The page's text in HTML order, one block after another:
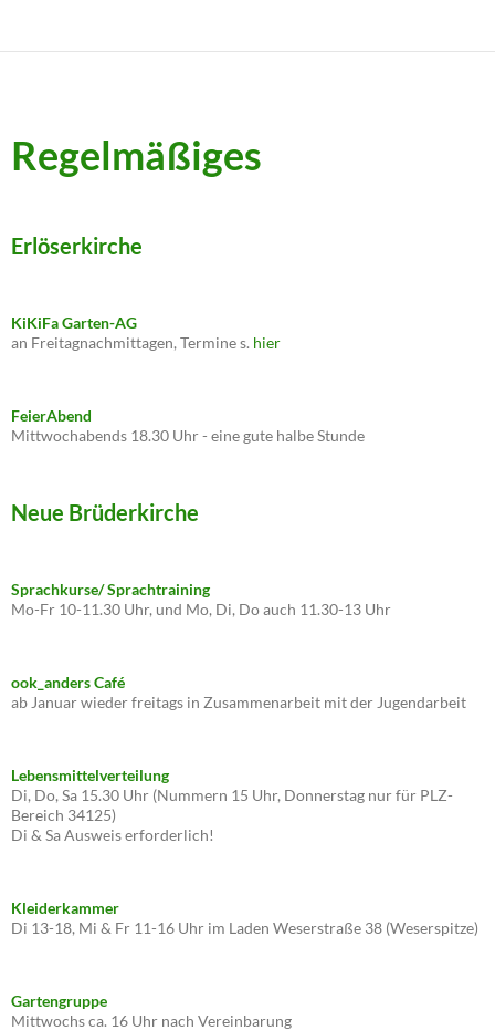
Regelmäßiges
Erlöserkirche
KiKiFa Garten-AG
an Freitagnachmittagen, Termine s. hier
FeierAbend
Mittwochabends 18.30 Uhr - eine gute halbe Stunde
Neue Brüderkirche
Sprachkurse/ Sprachtraining
Mo-Fr 10-11.30 Uhr, und Mo, Di, Do auch 11.30-13 Uhr
ook_anders Café
ab Januar wieder freitags in Zusammenarbeit mit der Jugendarbeit
Lebensmittelverteilung
Di, Do, Sa 15.30 Uhr (Nummern 15 Uhr, Donnerstag nur für PLZ-
Bereich 34125)
Di & Sa Ausweis erforderlich!
Kleiderkammer
Di 13-18, Mi & Fr 11-16 Uhr im Laden Weserstraße 38 (Weserspitze)
Gartengruppe
Mittwochs ca. 16 Uhr nach Vereinbarung